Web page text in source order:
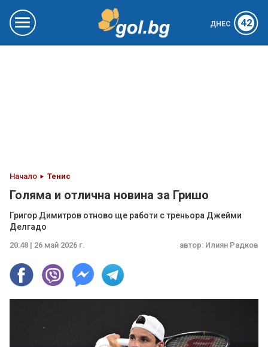
ДНЕС 42
Начало Тенис
Голяма и отлична новина за Гришо
Григор Димитров отново ще работи с треньора Джейми
Делгадо
20:48 | 26 май 2026 г. автор: Илиян Радков